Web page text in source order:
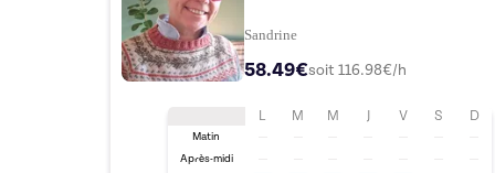
Sandrine
58.49€soit 116.98€/h
L M M J V S D
Matin
Après-midi